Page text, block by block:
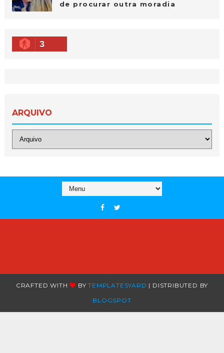
de procurar outra moradia
3
ARQUIVO
CRAFTED WITH BYTEMPLATESYARD | DISTRIBUTED BY
BLOGSPOT